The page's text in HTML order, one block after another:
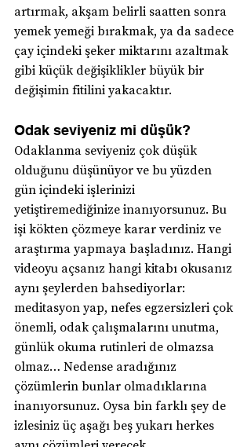
artırmak, akşam belirli saatten sonra
yemek yemeği bırakmak, ya da sadece
çay içindeki şeker miktarını azaltmak
gibi küçük değişiklikler büyük bir
değişimin fitilini yakacaktır.
Odak seviyeniz mi düşük?
Odaklanma seviyeniz çok düşük
olduğunu düşünüyor ve bu yüzden
gün içindeki işlerinizi
yetiştiremediğinize inanıyorsunuz. Bu
işi kökten çözmeye karar verdiniz ve
araştırma yapmaya başladınız. Hangi
videoyu açsanız hangi kitabı okusanız
aynı şeylerden bahsediyorlar:
meditasyon yap, nefes egzersizleri çok
önemli, odak çalışmalarını unutma,
günlük okuma rutinleri de olmazsa
olmaz… Nedense aradığınız
çözümlerin bunlar olmadıklarına
inanıyorsunuz. Oysa bin farklı şey de
izlesiniz üç aşağı beş yukarı herkes